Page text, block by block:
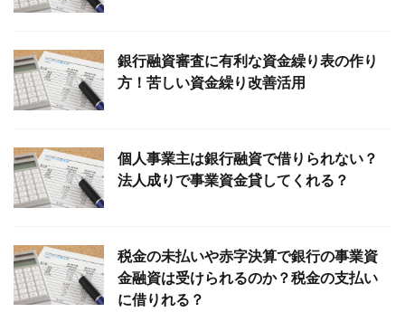
銀行融資審査に有利な資金繰り表の作り
方！苦しい資金繰り改善活用
個人事業主は銀行融資で借りられない？
法人成りで事業資金貸してくれる？
税金の未払いや赤字決算で銀行の事業資
金融資は受けられるのか？税金の支払い
に借りれる？